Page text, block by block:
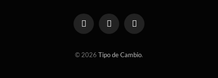
FacebookX
(Twitter)
Instagram
© 2026 Tipo de Cambio.